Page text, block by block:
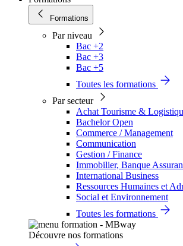
Formations
Par niveau
Bac +2
Bac +3
Bac +5
Toutes les formations
Par secteur
Achat Tourisme &
Bachelor Open
Commerce / Management
Communication
Gestion / Finance
Immobilier, Banque
International Business
Ressources Humaines et
Social et Environnement
Toutes les formations
Découvre nos formations